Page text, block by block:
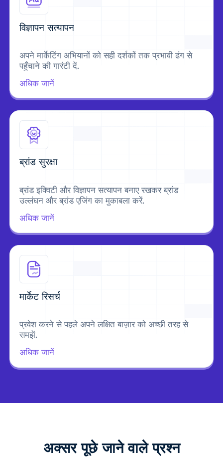
विज्ञापन सत्यापन
अपने मार्केटिंग अभियानों को सही दर्शकों तक प्रभावी ढंग से
पहुँचाने की गारंटी दें.
अधिक जानें
ब्रांड सुरक्षा
ब्रांड इक्विटी और विज्ञापन सत्यापन बनाए रखकर ब्रांड
उल्लंघन और ब्रांड एजिंग का मुकाबला करें.
अधिक जानें
मार्केट रिसर्च
प्रवेश करने से पहले अपने लक्षित बाज़ार को अच्छी तरह से
समझें.
अधिक जानें
अक्सर पूछे जाने वाले प्रश्न